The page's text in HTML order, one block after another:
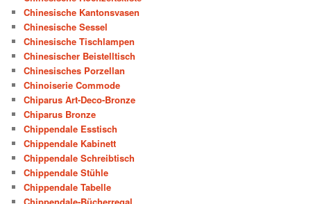
Chinesische Kantonsvasen
Chinesische Sessel
Chinesische Tischlampen
Chinesischer Beistelltisch
Chinesisches Porzellan
Chinoiserie Commode
Chiparus Art-Deco-Bronze
Chiparus Bronze
Chippendale Esstisch
Chippendale Kabinett
Chippendale Schreibtisch
Chippendale Stühle
Chippendale Tabelle